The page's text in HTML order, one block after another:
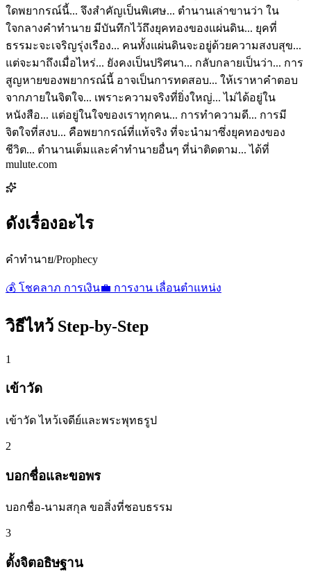
ใดพยากรณ์นี้... จึงสำคัญเป็นพิเศษ... ตำนานเล่าขานว่า ใน
ใจกลางคำทำนาย มีบันทึกไว้ถึงยุคทองของแผ่นดิน... ยุคที่
ธรรมะจะเจริญรุ่งเรือง... คนทั้งแผ่นดินจะอยู่ด้วยความสงบสุข...
แต่จะมาถึงเมื่อไหร่... ยังคงเป็นปริศนา... กลับกลายเป็นว่า... การ
สูญหายของพยากรณ์นี้ อาจเป็นการทดสอบ... ให้เราหาคำตอบ
จากภายในจิตใจ... เพราะความจริงที่ยิ่งใหญ่... ไม่ได้อยู่ใน
หนังสือ... แต่อยู่ในใจของเราทุกคน... การทำความดี... การมี
จิตใจที่สงบ... คือพยากรณ์ที่แท้จริง ที่จะนำมาซึ่งยุคทองของ
ชีวิต... ตำนานเต็มและคำทำนายอื่นๆ ที่น่าติดตาม... ได้ที่
mulute.com
ดังเรื่องอะไร
คำทำนาย/Prophecy
💰 โชคลาภ การเงิน💼 การงาน เลื่อนตำแหน่ง
วิธีไหว้ Step-by-Step
1
เข้าวัด
เข้าวัด ไหว้เจดีย์และพระพุทธรูป
2
บอกชื่อและขอพร
บอกชื่อ-นามสกุล ขอสิ่งที่ชอบธรรม
3
ตั้งจิตอธิษฐาน